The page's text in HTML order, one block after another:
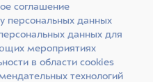
соглашение
персональных данных
данных для
мероприятиях
в области cookies
технологий